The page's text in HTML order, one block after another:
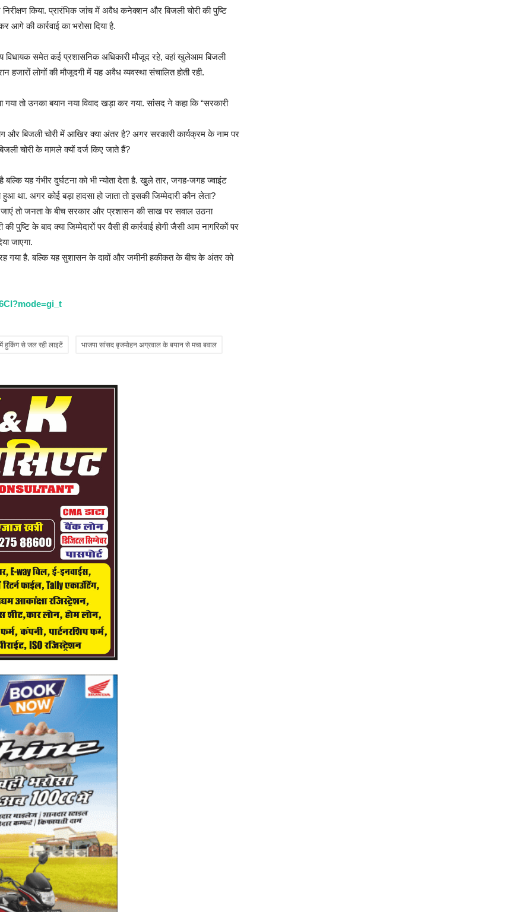
किया. प्रारंभिक जांच में अवैध कनेक्शन और बिजली चोरी की पुष्टि
आगे की कार्रवाई का भरोसा दिया है.
विधायक समेत कई प्रशासनिक अधिकारी मौजूद रहे, वहां खुलेआम बिजली
हजारों लोगों की मौजूदगी में यह अवैध व्यवस्था संचालित होती रही.
तो उनका बयान नया विवाद खड़ा कर गया. सांसद ने कहा कि “सरकारी
और बिजली चोरी में आखिर क्या अंतर है? अगर सरकारी कार्यक्रम के नाम पर
चोरी के मामले क्यों दर्ज किए जाते हैं?
यह गंभीर दुर्घटना को भी न्योता देता है. खुले तार, जगह-जगह ज्वाइंट
अगर कोई बड़ा हादसा हो जाता तो इसकी जिम्मेदारी कौन लेता?
तो जनता के बीच सरकार और प्रशासन की साख पर सवाल उठना
पुष्टि के बाद क्या जिम्मेदारों पर वैसी ही कार्रवाई होगी जैसी आम नागरिकों पर
जाएगा.
रह गया है. बल्कि यह सुशासन के दावों और जमीनी हकीकत के बीच के अंतर को
में हुकिंग से जल रही लाइटें भाजपा सांसद बृजमोहन अग्रवाल के बयान से मचा बवाल